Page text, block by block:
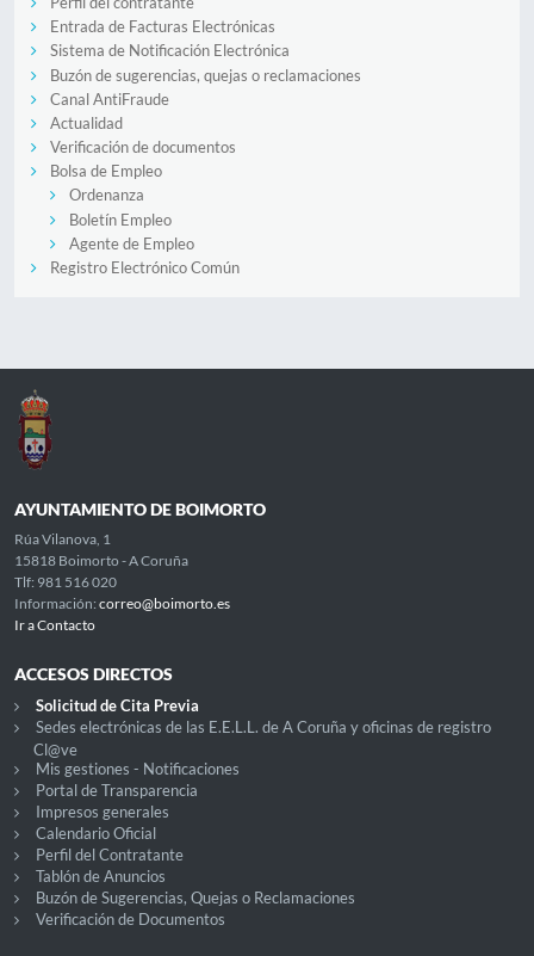
Entrada de Facturas Electrónicas
Sistema de Notificación Electrónica
Buzón de sugerencias, quejas o reclamaciones
Canal AntiFraude
Actualidad
Verificación de documentos
Bolsa de Empleo
Ordenanza
Boletín Empleo
Agente de Empleo
Registro Electrónico Común
AYUNTAMIENTO DE BOIMORTO
Rúa Vilanova, 1
15818 Boimorto - A Coruña
Tlf: 981 516 020
Información: correo@boimorto.es
Ir a Contacto
ACCESOS DIRECTOS
Solicitud de Cita Previa
Sedes electrónicas de las E.E.L.L. de A Coruña y oficinas de registro
Cl@ve
Mis gestiones - Notificaciones
Portal de Transparencia
Impresos generales
Calendario Oficial
Perfil del Contratante
Tablón de Anuncios
Buzón de Sugerencias, Quejas o Reclamaciones
Verificación de Documentos